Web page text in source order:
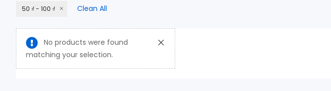
50 ₫ - 100 ₫ Clean All
No products were found
matching your selection.